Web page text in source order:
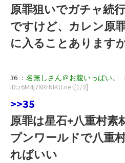
原罪狙いでガチャ続
ですけど、カレン原
に入ることあります
36 ： 名無しさん＠お腹いっぱい。
ID:z6M4j7XRrNIKU.net[1/3]
>>35
原罪は星石+八重村素
プンワールドで八重
ればいい